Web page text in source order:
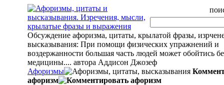
Обсуждение афоризма, цитаты, крылатой фразы,
высказывания: При помощи физических упражнений и
воздержанности большая часть людей может обойтись
медицины.... автора Аддисон Джозеф
Афоризмы
афоризм